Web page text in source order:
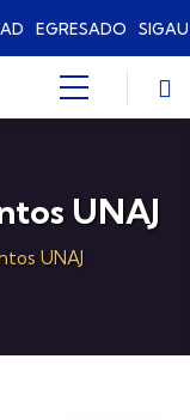
EGRESADO SIGAU
UNAJ
UNAJ